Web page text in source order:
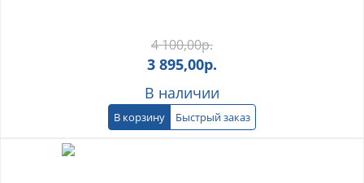
4 100,00р.
3 895,00р.
В наличии
В корзину Быстрый заказ